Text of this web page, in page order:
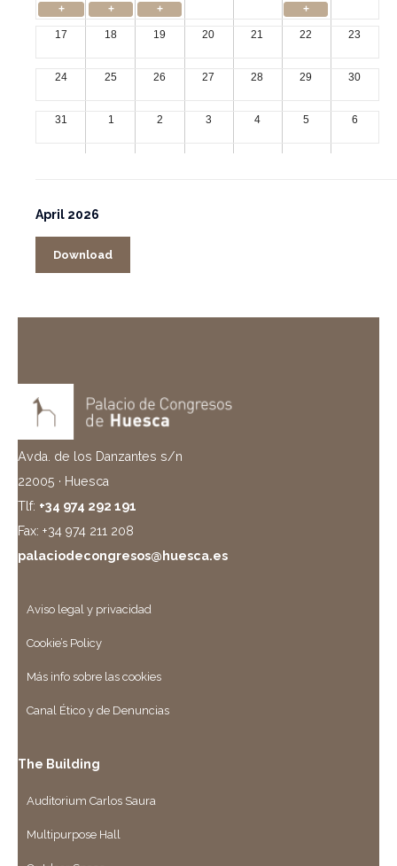
+
+ + +
17 18 19 20 21 22 23
24 25 26 27 28 29 30
31 1 2 3 4 5 6
April 2026
Download
Avda. de los Danzantes s/n
22005 · Huesca
Tlf: +34 974 292 191
Fax: +34 974 211 208
palaciodecongresos@huesca.es
Aviso legal y privacidad
Cookie’s Policy
Más info sobre las cookies
Canal Ético y de Denuncias
The Building
Auditorium Carlos Saura
Multipurpose Hall